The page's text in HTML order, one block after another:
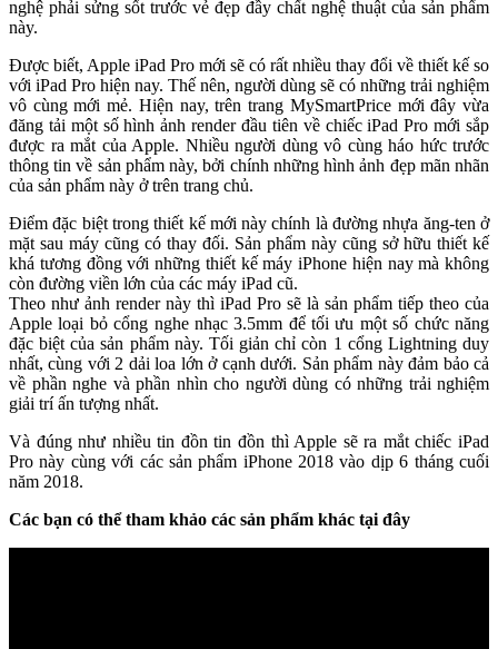
nghệ phải sửng sốt trước vẻ đẹp đầy chất nghệ thuật của sản phẩm
này.
Được biết, Apple iPad Pro mới sẽ có rất nhiều thay đổi về thiết kế so
với iPad Pro hiện nay. Thế nên, người dùng sẽ có những trải nghiệm
vô cùng mới mẻ. Hiện nay, trên trang MySmartPrice mới đây vừa
đăng tải một số hình ảnh render đầu tiên về chiếc iPad Pro mới sắp
được ra mắt của Apple. Nhiều người dùng vô cùng háo hức trước
thông tin về sản phẩm này, bởi chính những hình ảnh đẹp mãn nhãn
của sản phẩm này ở trên trang chủ.
Điểm đặc biệt trong thiết kế mới này chính là đường nhựa ăng-ten ở
mặt sau máy cũng có thay đối. Sản phẩm này cũng sở hữu thiết kế
khá tương đồng với những thiết kế máy iPhone hiện nay mà không
còn đường viền lớn của các máy iPad cũ.
Theo như ảnh render này thì iPad Pro sẽ là sản phẩm tiếp theo của
Apple loại bỏ cổng nghe nhạc 3.5mm để tối ưu một số chức năng
đặc biệt của sản phẩm này. Tối giản chỉ còn 1 cổng Lightning duy
nhất, cùng với 2 dải loa lớn ở cạnh dưới. Sản phẩm này đảm bảo cả
về phần nghe và phần nhìn cho người dùng có những trải nghiệm
giải trí ấn tượng nhất.
Và đúng như nhiều tin đồn tin đồn thì Apple sẽ ra mắt chiếc iPad
Pro này cùng với các sản phẩm iPhone 2018 vào dịp 6 tháng cuối
năm 2018.
Các bạn có thể tham khảo các sản phẩm khác tại đây